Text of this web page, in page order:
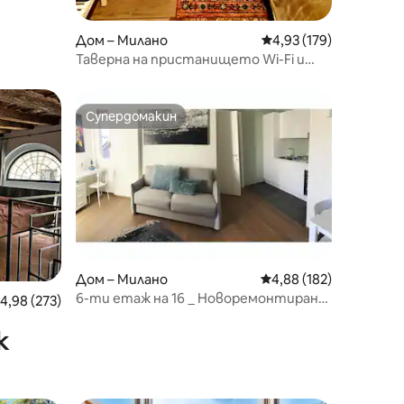
Дом – Милано Средна оценка: 4,93
4,93 (179)
Таверна на пристанището Wi-Fi и
оценка: 4,98 от 5, 273 отзива
4,98 (273)
Супердомакин
Супердомакин
Дом – Милано Средна оценка: 4,88
4,88 (182)
6-ти етаж на 16 _ Новоремонтиран